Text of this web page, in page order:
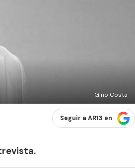
Gino Costa
Seguir a AR13 en